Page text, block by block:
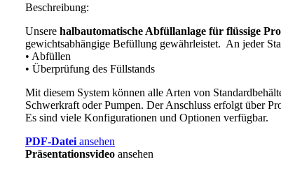
Beschreibung:
Unsere halbautomatische Abfüllanlage für flüssige
gewichtsabhängige Befüllung gewährleistet. An jeder
• Abfüllen
• Überprüfung des Füllstands
Mit diesem System können alle Arten von
Schwerkraft oder Pumpen. Der Anschluss erfolgt über
Es sind viele Konfigurationen und Optionen verfügbar.
PDF-Datei ansehen
Präsentationsvideo ansehen